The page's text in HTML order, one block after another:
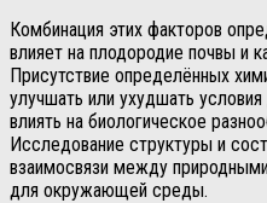
Комбинация этих факторов
влияет на плодородие почвы и
Присутствие определённых
улучшать или ухудшать
влиять на биологическое
Исследование структуры и
взаимосвязи между
для окружающей среды.